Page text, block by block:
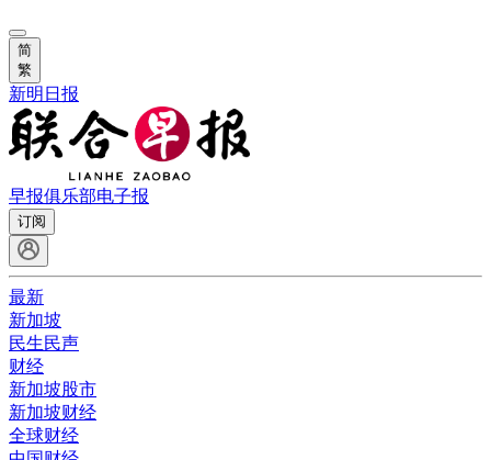
简
繁
新明日报
早报俱乐部电子报
订阅
最新
新加坡
民生民声
财经
新加坡股市
新加坡财经
全球财经